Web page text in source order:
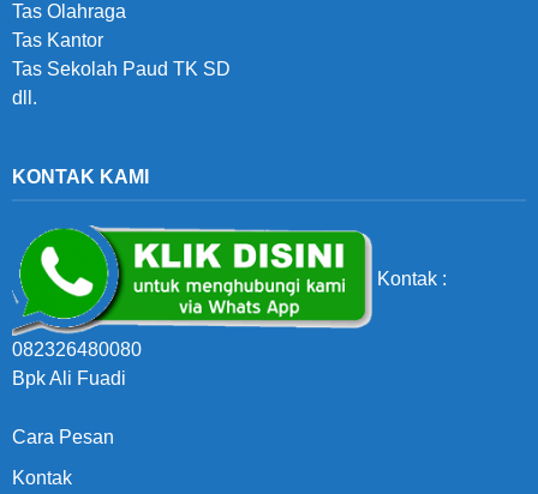
Tas Olahraga
Tas Kantor
Tas Sekolah Paud TK SD
dll.
KONTAK KAMI
Kontak :
082326480080
Bpk Ali Fuadi
Cara Pesan
Kontak